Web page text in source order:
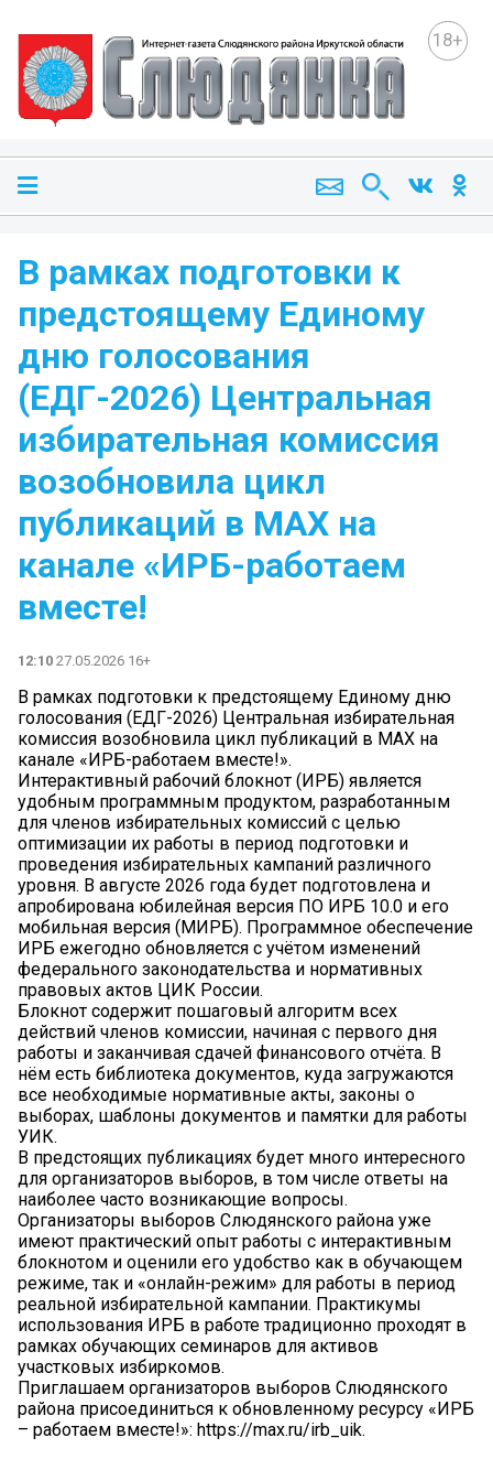
18+
В рамках подготовки к
предстоящему Единому
дню голосования
(ЕДГ-2026) Центральная
избирательная комиссия
возобновила цикл
публикаций в МАХ на
канале «ИРБ-работаем
вместе!
12:10 27.05.2026 16+
В рамках подготовки к предстоящему Единому дню
голосования (ЕДГ-2026) Центральная избирательная
комиссия возобновила цикл публикаций в МАХ на
канале «ИРБ-работаем вместе!».
Интерактивный рабочий блокнот (ИРБ) является
удобным программным продуктом, разработанным
для членов избирательных комиссий с целью
оптимизации их работы в период подготовки и
проведения избирательных кампаний различного
уровня. В августе 2026 года будет подготовлена и
апробирована юбилейная версия ПО ИРБ 10.0 и его
мобильная версия (МИРБ). Программное обеспечение
ИРБ ежегодно обновляется с учётом изменений
федерального законодательства и нормативных
правовых актов ЦИК России.
Блокнот содержит пошаговый алгоритм всех
действий членов комиссии, начиная с первого дня
работы и заканчивая сдачей финансового отчёта. В
нём есть библиотека документов, куда загружаются
все необходимые нормативные акты, законы о
выборах, шаблоны документов и памятки для работы
УИК.
В предстоящих публикациях будет много интересного
для организаторов выборов, в том числе ответы на
наиболее часто возникающие вопросы.
Организаторы выборов Слюдянского района уже
имеют практический опыт работы с интерактивным
блокнотом и оценили его удобство как в обучающем
режиме, так и «онлайн-режим» для работы в период
реальной избирательной кампании. Практикумы
использования ИРБ в работе традиционно проходят в
рамках обучающих семинаров для активов
участковых избиркомов.
Приглашаем организаторов выборов Слюдянского
района присоединиться к обновленному ресурсу «ИРБ
– работаем вместе!»: https://max.ru/irb_uik.